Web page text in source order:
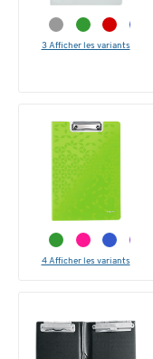
3 Afficher les variants
4 Afficher les variants